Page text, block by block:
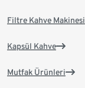
Filtre Kahve Makinesi
Kapsül Kahve
Mutfak Ürünleri